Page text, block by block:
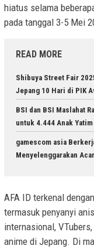
hiatus selama
pada tanggal 3-5 Mei
READ MORE
Shibuya Street Fair
Jepang 10 Hari di PIK
BSI dan BSI Maslahat
untuk 4.444 Anak
gamescom asia
Menyelenggarakan
AFA ID terkenal
termasuk penyanyi
internasional,
anime di Jepang. Di